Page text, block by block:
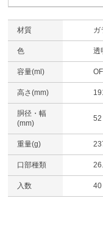
材質 ガ
色 透
容量(ml)
高さ(mm)
胴径・幅
(mm)
52
重量(g)
口部種類
入数 40